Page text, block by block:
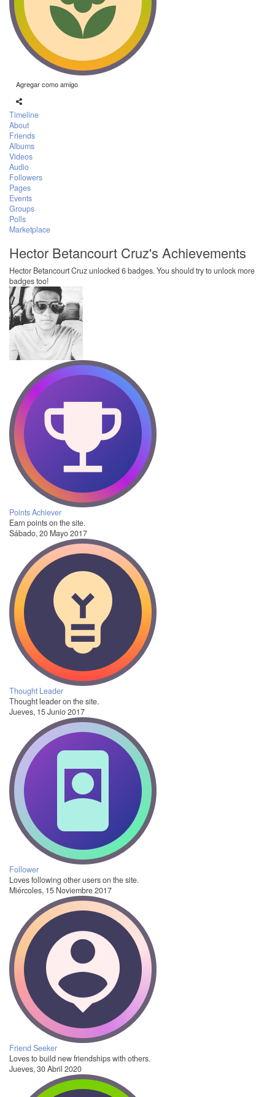
Agregar como amigo
Timeline
About
Friends
Albums
Videos
Audio
Followers
Pages
Events
Groups
Polls
Marketplace
Hector Betancourt Cruz's Achievements
Hector Betancourt Cruz unlocked 6 badges. You should try to unlock more
badges too!
Points Achiever
Earn points on the site.
Sábado, 20 Mayo 2017
Thought Leader
Thought leader on the site.
Jueves, 15 Junio 2017
Follower
Loves following other users on the site.
Miércoles, 15 Noviembre 2017
Friend Seeker
Loves to build new friendships with others.
Jueves, 30 Abril 2020